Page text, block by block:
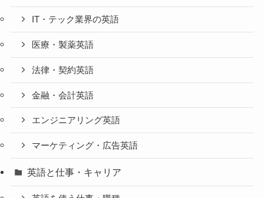
IT・テック業界の英語
医療・製薬英語
法律・契約英語
金融・会計英語
エンジニアリング英語
マーケティング・広告英語
英語と仕事・キャリア